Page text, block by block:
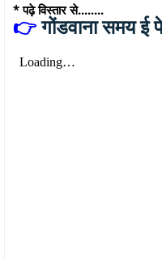
* पढ़े विस्तार से........
👉गोंडवाना समय